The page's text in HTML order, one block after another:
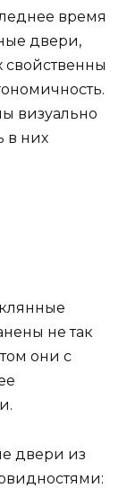
время
двери,
свойственны
визуально
в них
не так
они с
двери из